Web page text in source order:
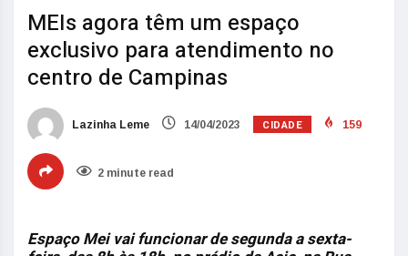
MEIs agora têm um espaço
exclusivo para atendimento no
centro de Campinas
Lazinha Leme 14/04/2023 CIDADE 159
2 minute read
Espaço Mei vai funcionar de segunda a sexta-